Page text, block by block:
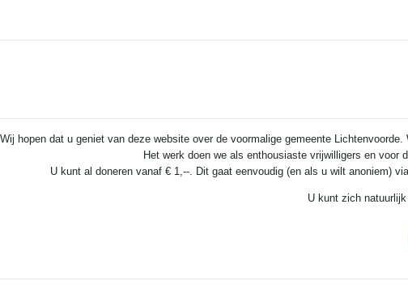
Wij hopen dat u geniet van deze website over de voormalige gemeente
Het werk doen we als enthousiaste vrijwilligers en voor
U kunt al doneren vanaf € 1,--. Dit gaat eenvoudig (en als u wilt anoniem)
U kunt zich